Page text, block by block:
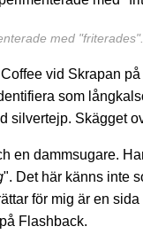
med "friterades".
vid Skrapan
som
silvertejp. Skägget
en dammsugare.
". Det här känns inte
för mig är en
Flashback.